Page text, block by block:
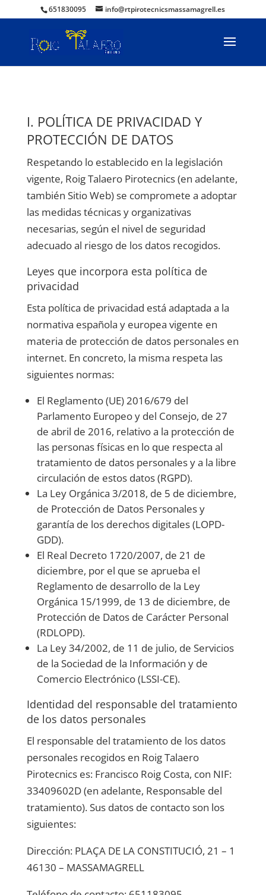
651830095 info@rtpirotecnicsmassamagrell.es
I. POLÍTICA DE PRIVACIDAD Y
PROTECCIÓN DE DATOS
Respetando lo establecido en la legislación
vigente, Roig Talaero Pirotecnics(en adelante,
también Sitio Web) se compromete a adoptar
las medidas técnicas y organizativas
necesarias, según el nivel de seguridad
adecuado al riesgo de los datos recogidos.
Leyes que incorpora esta política de
privacidad
Esta política de privacidad está adaptada a la
normativa española y europea vigente en
materia de protección de datos personales en
internet. En concreto, la misma respeta las
siguientes normas:
El Reglamento (UE) 2016/679 del
Parlamento Europeo y del Consejo, de 27
de abril de 2016, relativo a la protección de
las personas físicas en lo que respecta al
tratamiento de datos personales y a la libre
circulación de estos datos (RGPD).
La Ley Orgánica 3/2018, de 5 de diciembre,
de Protección de Datos Personales y
garantía de los derechos digitales (LOPD-
GDD).
El Real Decreto 1720/2007, de 21 de
diciembre, por el que se aprueba el
Reglamento de desarrollo de la Ley
Orgánica 15/1999, de 13 de diciembre, de
Protección de Datos de Carácter Personal
(RDLOPD).
La Ley 34/2002, de 11 de julio, de Servicios
de la Sociedad de la Información y de
Comercio Electrónico (LSSI-CE).
Identidad del responsable del tratamiento
de los datos personales
El responsable del tratamiento de los datos
personales recogidos en Roig Talaero
Pirotecnicses: Francisco Roig Costa, con NIF:
33409602D(en adelante, Responsable del
tratamiento). Sus datos de contacto son los
siguientes:
Dirección: PLAÇA DE LA CONSTITUCIÓ, 21 – 1
46130 – MASSAMAGRELL